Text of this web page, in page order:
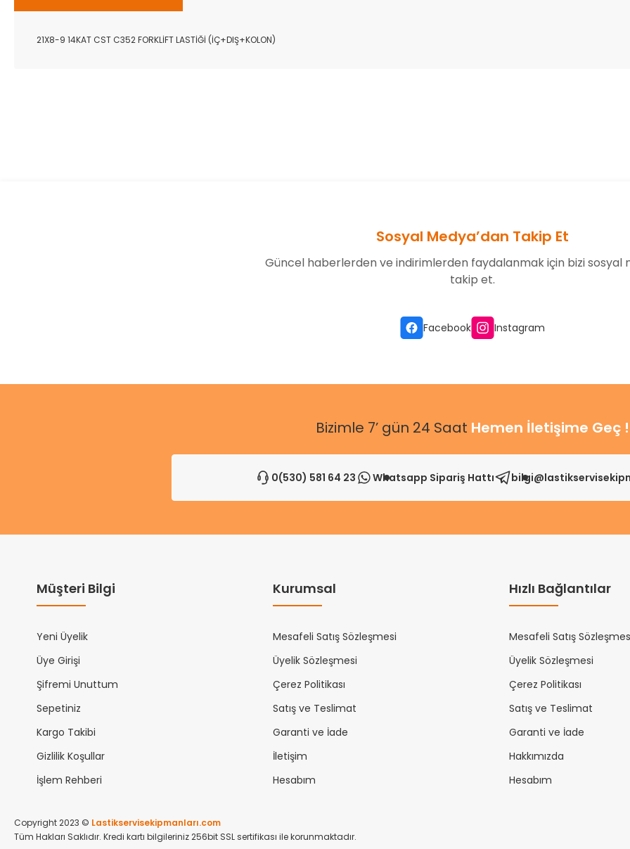
21X8-9 14KAT CST C352 FORKLİFT LASTİĞİ (İÇ+DIŞ+KOLON)
Gönder
Sosyal Medya’dan Takip Et
Güncel haberlerden ve indirimlerden faydalanmak için bizi sosyal
takip et.
Facebook Instagram
Bizimle 7’ gün 24 Saat Hemen İletişime Geç !
0(530) 581 64 23 Whatsapp Sipariş Hattı
Müşteri Bilgi
Yeni Üyelik
Üye Girişi
Şifremi Unuttum
Sepetiniz
Kargo Takibi
Gizlilik Koşullar
İşlem Rehberi
Kurumsal
Mesafeli Satış Sözleşmesi
Üyelik Sözleşmesi
Çerez Politikası
Satış ve Teslimat
Garanti ve İade
İletişim
Hesabım
Hızlı Bağlantılar
Mesafeli Satış
Üyelik Sözleşmesi
Çerez Politikası
Satış ve Teslimat
Garanti ve İade
Hakkımızda
Hesabım
Copyright 2023 © Lastikservisekipmanları.com
Tüm Hakları Saklıdır. Kredi kartı bilgileriniz 256bit SSL sertifikası ile korunmaktadır.